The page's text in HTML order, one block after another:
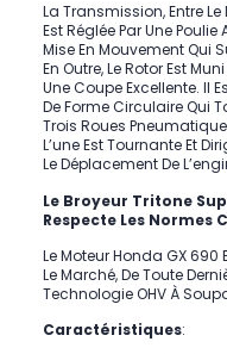
La Transmission, Entre
Est Réglée Par Une
Mise En Mouvement Qui
En Outre, Le Rotor Est
Une Coupe Excellente. Il
De Forme Circulaire Qui
Trois Roues
L’une Est Tournante Et
Le Déplacement De
Le Broyeur Tritone
Respecte Les Normes
Le Moteur Honda GX 690
Le Marché, De Toute
TechnologieOHV À
Caractéristiques: